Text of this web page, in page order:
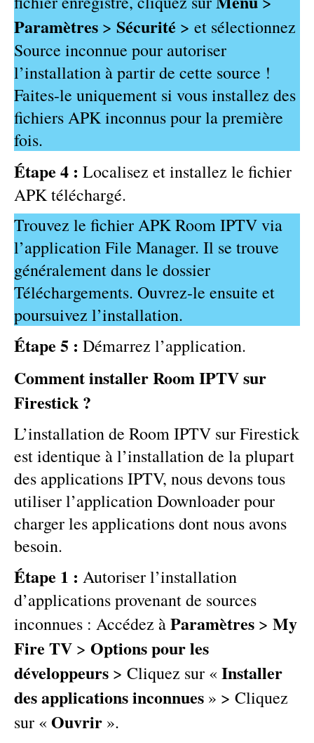
Paramètres > Sécurité > et sélectionnez
Source inconnue pour autoriser
l’installation à partir de cette source !
Faites-le uniquement si vous installez des
fichiers APK inconnus pour la première
fois.
Étape 4 : Localisez et installez le fichier
APK téléchargé.
Trouvez le fichier APK Room IPTV via
l’application File Manager. Il se trouve
généralement dans le dossier
Téléchargements. Ouvrez-le ensuite et
poursuivez l’installation.
Étape 5 : Démarrez l’application.
Comment installer Room IPTV sur
Firestick ?
L’installation de Room IPTV sur Firestick
est identique à l’installation de la plupart
des applications IPTV, nous devons tous
utiliser l’application Downloader pour
charger les applications dont nous avons
besoin.
Étape 1 : Autoriser l’installation
d’applications provenant de sources
inconnues : Accédez àParamètres > My
Fire TV > Options pour les
développeurs > Cliquez sur « Installer
des applications inconnues » > Cliquez
sur « Ouvrir ».